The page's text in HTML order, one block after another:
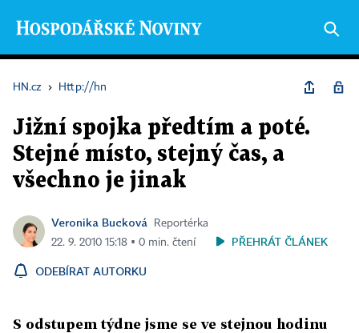
HN.cz › Http://hn
Jižní spojka předtím a poté.
Stejné místo, stejný čas, a
všechno je jinak
Veronika Bucková
Reportérka
22. 9. 2010 15:18 ▪ 0 min. čtení
PŘEHRÁT ČLÁNEK
ODEBÍRAT AUTORKU
S odstupem týdne jsme se ve stejnou hodinu